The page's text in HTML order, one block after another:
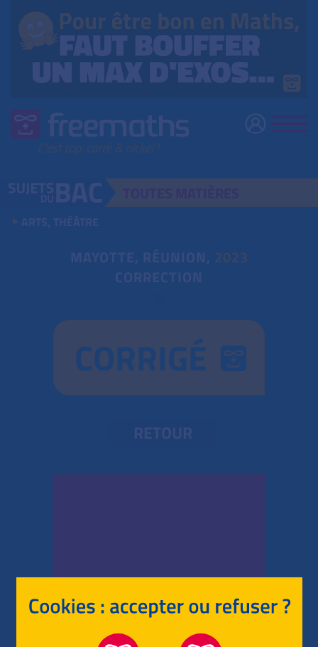
ARTS, THÉÂTRE
MAYOTTE, RÉUNION, 2023
CORRECTION
CORRIGÉ
RETOUR